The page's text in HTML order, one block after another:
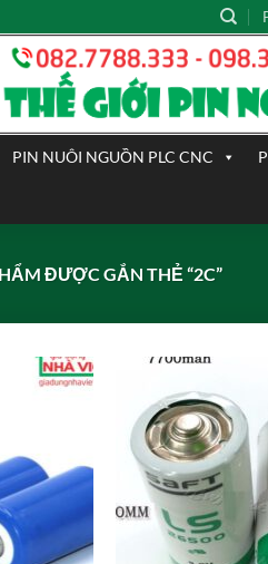
PIN NUÔI NGUỒN PLC CNC
ĐƯỢC GẮN THẺ “2C”